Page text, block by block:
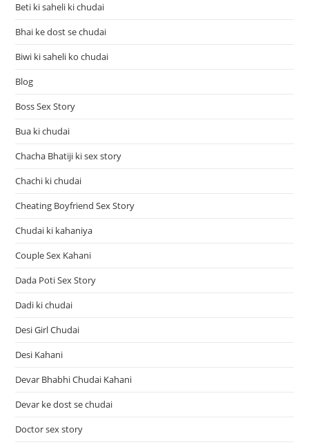
Beti ki saheli ki chudai
Bhai ke dost se chudai
Biwi ki saheli ko chudai
Blog
Boss Sex Story
Bua ki chudai
Chacha Bhatiji ki sex story
Chachi ki chudai
Cheating Boyfriend Sex Story
Chudai ki kahaniya
Couple Sex Kahani
Dada Poti Sex Story
Dadi ki chudai
Desi Girl Chudai
Desi Kahani
Devar Bhabhi Chudai Kahani
Devar ke dost se chudai
Doctor sex story